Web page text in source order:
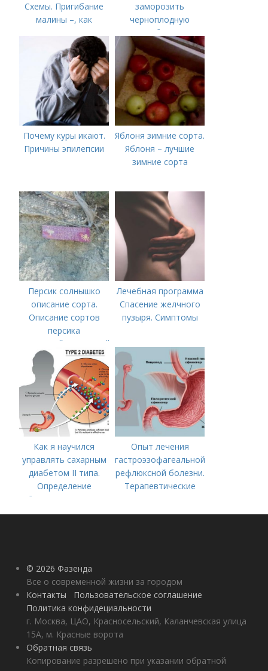
Схемы. Пригибание
малины –, как
когда
заморозить
черноплодную
рябину
Почему куры икают.
Причины эпилепсии
Яблоня зимние сорта.
Яблоня – лучшие
зимние сорта
Персик солнышко
описание сорта.
Описание сортов
персика
(советский,солнечный,
новость степи,
пушистый ранний)
Лечебная программа
Спасение желчного
пузыря. Симптомы
Как я научился
управлять сахарным
диабетом II типа.
Определение
болезни. Причины
заболевания
Опыт лечения
гастроэзофагеальной
рефлюксной болезни.
Терапевтические
гастроэзофагеальной
© 2026 Фазенда
Все о современной жизни за городом
Контакты
Пользовательское соглашение
Политика конфидециальности
г. Москва, ЦАО, Красносельский, Каланчевская улица
15А, м. Красные ворота
Обратная связь
Копирование разрешено при указании обратной